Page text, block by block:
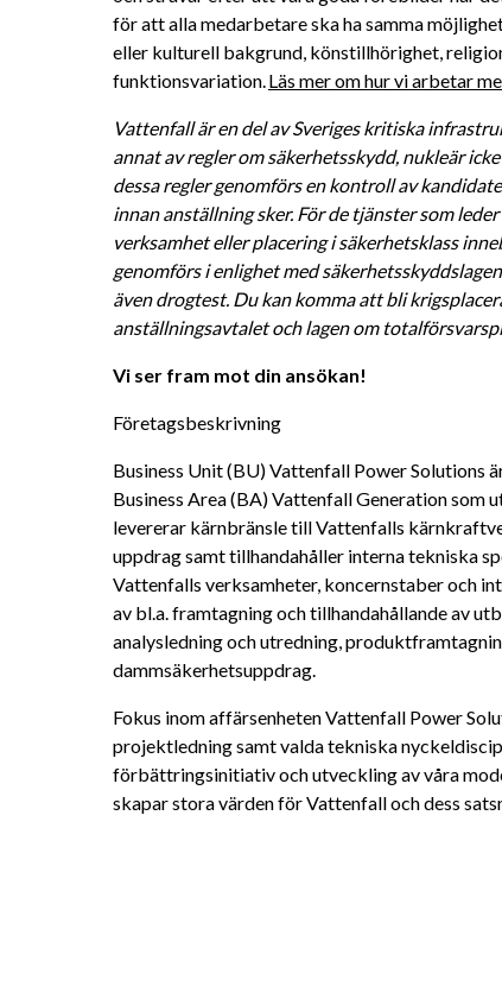
för att alla medarbetare ska ha samma
eller kulturell bakgrund, könstillhörighet,
funktionsvariation. Läs mer om hur vi arbetar
Vattenfall är en del av Sveriges kritiska
annat av regler om säkerhetsskydd, nukleär
dessa regler genomförs en kontroll av
innan anställning sker. För de tjänster som
verksamhet eller placering i säkerhetsklass
genomförs i enlighet med
även drogtest. Du kan komma att bli
anställningsavtalet och lagen om
Vi ser fram mot din ansökan!
Företagsbeskrivning
Business Unit (BU) Vattenfall Power Solutions
Business Area (BA) Vattenfall Generation som
levererar kärnbränsle till Vattenfalls
uppdrag samt tillhandahåller interna tekniska
Vattenfalls verksamheter, koncernstaber och
av bl.a. framtagning och tillhandahållande av
analysledning och utredning,
dammsäkerhetsuppdrag.
Fokus inom affärsenheten Vattenfall Power
projektledning samt valda tekniska
förbättringsinitiativ och utveckling av våra
skapar stora värden för Vattenfall och dess